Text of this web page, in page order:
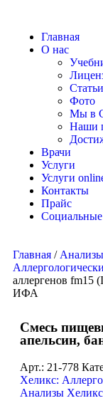
Главная
О нас
Статьи
Фото
Мы в
Наши
Врачи
Услуги
Услуги
Контакты
Прайс
Главная /
аллергенов fm15
ИФА
Смесь
апельсин,
Арт.: 21-778
Хеликс:
Анализы Хеликс